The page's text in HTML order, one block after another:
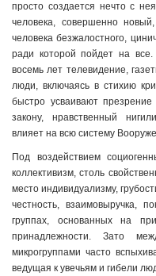
просто создается нечто с
человека, совершенно
человека безжалостного,
ради которой пойдет на
восемь лет телевидение,
люди, включаясь в стихию
быстро усваивают
закону, нравственный
влияет на всю систему
Под воздействием
коллективизм, столь
место индивидуализму,
честность, взаимовыручка,
группах, основанных на
принадлежности. Зато
микрогруппами часто
ведущая к увечьям и гибели